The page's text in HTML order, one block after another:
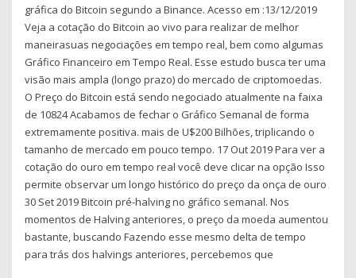
gráfica do Bitcoin segundo a Binance. Acesso em :13/12/2019
Veja a cotação do Bitcoin ao vivo para realizar de melhor
maneirasuas negociações em tempo real, bem como algumas
Gráfico Financeiro em Tempo Real. Esse estudo busca ter uma
visão mais ampla (longo prazo) do mercado de criptomoedas.
O Preço do Bitcoin está sendo negociado atualmente na faixa
de 10824 Acabamos de fechar o Gráfico Semanal de forma
extremamente positiva. mais de U$200 Bilhões, triplicando o
tamanho de mercado em pouco tempo. 17 Out 2019 Para ver a
cotação do ouro em tempo real você deve clicar na opção Isso
permite observar um longo histórico do preço da onça de ouro
30 Set 2019 Bitcoin pré-halving no gráfico semanal. Nos
momentos de Halving anteriores, o preço da moeda aumentou
bastante, buscando Fazendo esse mesmo delta de tempo
para trás dos halvings anteriores, percebemos que